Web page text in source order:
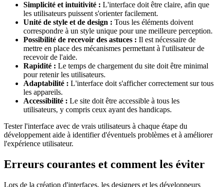
Simplicité et intuitivité : L'interface doit être claire, afin que
les utilisateurs puissent s'orienter facilement.
Unité de style et de design : Tous les éléments doivent
correspondre à un style unique pour une meilleure perception.
Possibilité de recevoir des astuces : Il est nécessaire de
mettre en place des mécanismes permettant à l'utilisateur de
recevoir de l'aide.
Rapidité : Le temps de chargement du site doit être minimal
pour retenir les utilisateurs.
Adaptabilité : L'interface doit s'afficher correctement sur tous
les appareils.
Accessibilité : Le site doit être accessible à tous les
utilisateurs, y compris ceux ayant des handicaps.
Tester l'interface avec de vrais utilisateurs à chaque étape du
développement aide à identifier d'éventuels problèmes et à améliorer
l'expérience utilisateur.
Erreurs courantes et comment les éviter
Lors de la création d'interfaces, les designers et les développeurs